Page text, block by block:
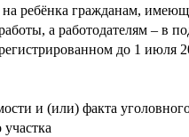
ребёнка гражданам,
а работодателям – в
до 1 июля
и (или) факта